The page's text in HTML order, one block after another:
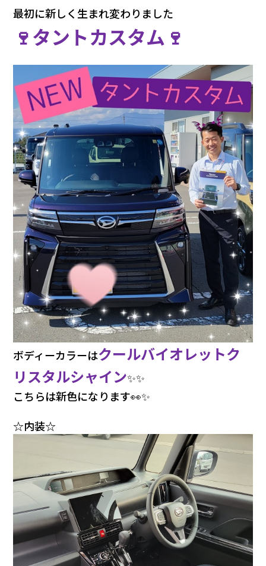
最初に新しく生まれ変わりました
🍷タントカスタム🍷
ボディーカラーはクールバイオレットク
リスタルシャイン✨✨
こちらは新色になります👀✨
☆内装☆